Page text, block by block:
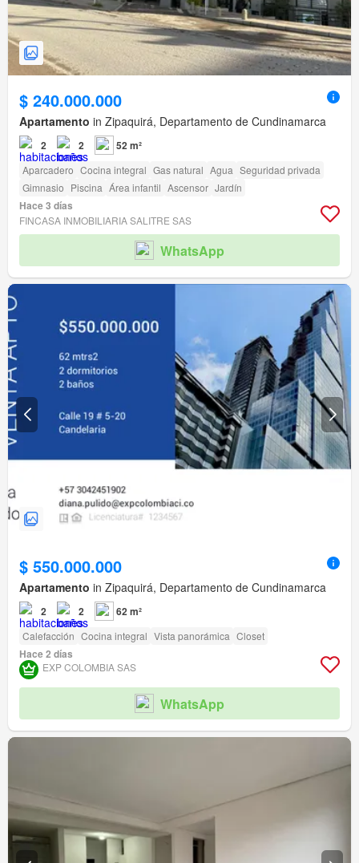
$ 240.000.000
Apartamento in Zipaquirá, Departamento de Cundinamarca
2 2 52 m²
Aparcadero Cocina integral Gas natural Agua Seguridad privada
Gimnasio Piscina Área infantil Ascensor Jardín
Hace 3 días
FINCASA INMOBILIARIA SALITRE SAS
WhatsApp
$ 550.000.000
Apartamento in Zipaquirá, Departamento de Cundinamarca
2 2 62 m²
Calefacción Cocina integral Vista panorámica Closet
Hace 2 días
EXP COLOMBIA SAS
WhatsApp